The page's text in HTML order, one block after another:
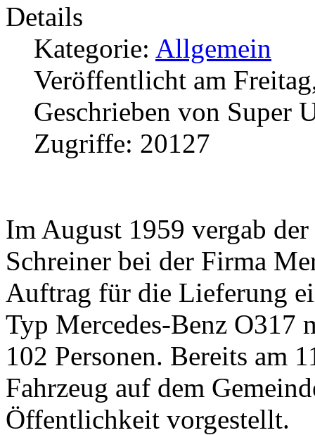
Details
Kategorie: Allgemein
Veröffentlicht am
Geschrieben von Super
Zugriffe: 20127
Im August 1959 vergab
Schreiner bei der Firma
Auftrag für die Lieferung
Typ Mercedes-Benz O317
102 Personen. Bereits am
Fahrzeug auf dem
Öffentlichkeit vorgestellt.